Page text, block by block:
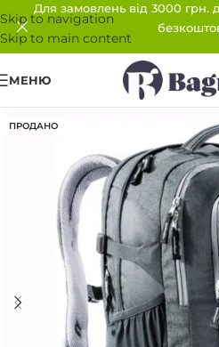
Skip to navigation
Skip to main content
Для замовлень від 3000
МЕНЮ
ПРОДАНО